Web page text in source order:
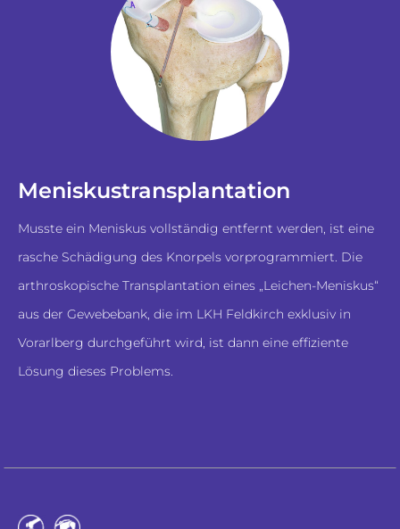
Meniskustransplantation
Musste ein Meniskus vollständig entfernt werden, ist eine
rasche Schädigung des Knorpels vorprogrammiert. Die
arthroskopische Transplantation eines „Leichen-Meniskus“
aus der Gewebebank, die im LKH Feldkirch exklusiv in
Vorarlberg durchgeführt wird, ist dann eine effiziente
Lösung dieses Problems.